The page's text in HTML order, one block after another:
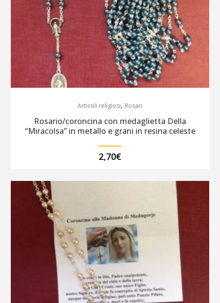
Articoli religiosi, Rosari
Rosario/coroncina con medaglietta Della
“Miracolsa” in metallo e grani in resina celeste
2,70€